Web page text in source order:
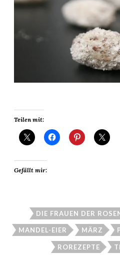
Teilen mit:
Gefällt mir:
DIE FRAUEN DER
MANDEL-EIER MÄRZ
ROREZEPTE